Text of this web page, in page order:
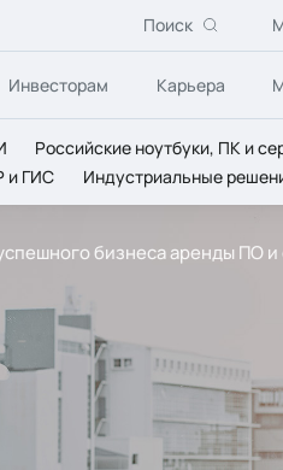
Поиск
Инвесторам Карьера
Российские ноутбуки, ПК и
и ГИС
Индустриальные
бизнеса аренды ПО и